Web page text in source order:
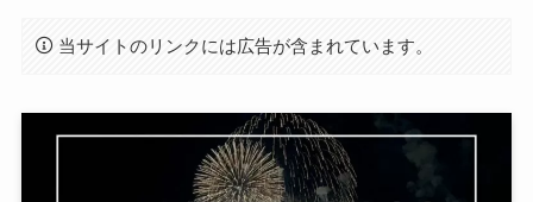
当サイトのリンクには広告が含まれています。